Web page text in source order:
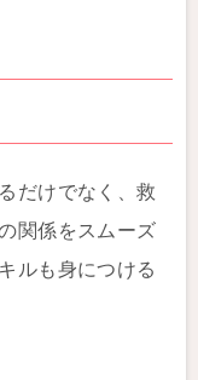
だけでなく、救
関係をスムーズ
ルも身につける